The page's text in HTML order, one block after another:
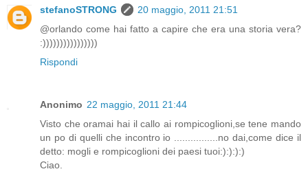
stefanoSTRONG
20 maggio, 2011 21:51
@orlando come hai fatto a capire che era una storia vera?
:))))))))))))))))
Rispondi
Anonimo 22 maggio, 2011 21:44
Visto che oramai hai il callo ai rompicoglioni,se tene mando
un po di quelli che incontro io ................no dai,come dice il
detto: mogli e rompicoglioni dei paesi tuoi:):):):)
Ciao.